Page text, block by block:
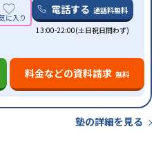
電話する 通話料無料
13:00-22:00(土日祝日問わず)
料金などの資料請求 無料
塾の詳細を見る